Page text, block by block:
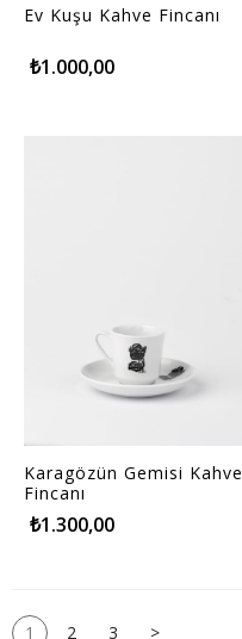
Ev Kuşu Kahve Fincanı
₺1.000,00
Karagözün Gemisi Kahve
Fincanı
₺1.300,00
1 2 3 >